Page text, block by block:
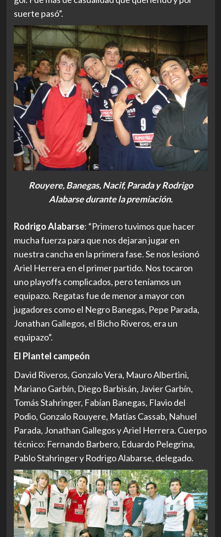
suerte pasó”.
Rouyere, Banegas, Nacif, Parada y Rodrigo
Alabarse durante la premiación.
Rodrigo Alabarse: “Primero tuvimos que hacer
mucha fuerza para que nos dejaran jugar en
nuestra cancha en la primera fase. Se nos lesionó
Ariel Herrera en el primer partido. Nos tocaron
uno playoffs complicados, pero teníamos un
equipazo. Regatas fue de menor a mayor con
jugadores como el Negro Banegas, Pepe Parada,
Jonathan Gallegos, el Bicho Riveros, era un
equipazo”.
El Plantel campeón
David Riveros, Gonzalo Vera, Mauro Albertini,
Mariano Garbín, Diego Barbisán, Javier Garbín,
Tomás Stahringer, Fabían Banegas, Flavio del
Podio, Gonzalo Rouyere, Matías Cassab, Nahuel
Parada, Jonathan Gallegos y Ariel Herrera. Cuerpo
técnico: Fernando Barbero, Eduardo Pelegrina,
Pablo Stahringer y Rodrigo Alabarse, delegado.